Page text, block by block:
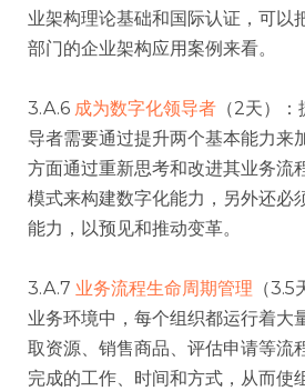
业架构理论基础和国际认证，可以
部门的企业架构应用案例来看。
3.A.6 成为数字化领导者 （2天）
导者需要通过提升两个基本能力来
方面通过重新思考和改进其业务流
模式来构建数字化能力，另外还必
能力，以预见和推动变革。
3.A.7 业务流程生命周期管理 （
业务环境中，每个组织都运行着大
取资源、销售商品、评估申请等流
完成的工作、时间和方式，从而使